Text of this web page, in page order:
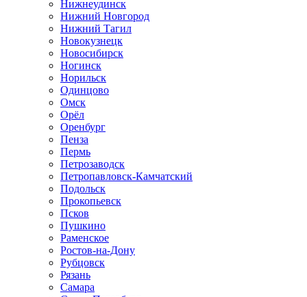
Нижнеудинск
Нижний Новгород
Нижний Тагил
Новокузнецк
Новосибирск
Ногинск
Норильск
Одинцово
Омск
Орёл
Оренбург
Пенза
Пермь
Петрозаводск
Петропавловск-Камчатский
Подольск
Прокопьевск
Псков
Пушкино
Раменское
Ростов-на-Дону
Рубцовск
Рязань
Самара